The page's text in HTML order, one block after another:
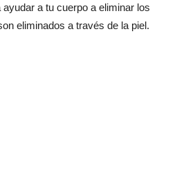
a tu cuerpo a eliminar los
eliminados a través de la piel.